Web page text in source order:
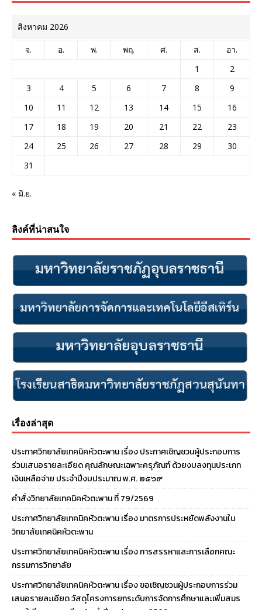
สิงหาคม 2026
จ. อ. พ. พฤ. ศ. ส.
อา.
1
2
3
4 5 6 7 8
9
10
11 12 13 14 15
16
17
18 19 20 21 22
23
24
25 26 27 28 29
30
31
« มิ.ย.
ลิงค์ที่น่าสนใจ
เรื่องล่าสุด
ประกาศวิทยาลัยเทคนิคหัวตะพาน เรื่อง ประกาศเชิญชวนผู้ประกอบการ
ร่วมเสนอรายละเอียด คุณลักษณะเฉพาะครุภัณฑ์ ด้วยงบลงทุนประเภท
เงินเหลือจ่าย ประจําปีงบประมาณ พ.ศ. ๒๕๖๙
คำสั่งวิทยาลัยเทคนิคหัวตะพาน ที่ 79/2569
ประกาศวิทยาลัยเทคนิคหัวตะพาน เรื่อง มาตรการประหยัดพลังงานใน
วิทยาลัยเทคนิคหัวตะพาน
ประกาศวิทยาลัยเทคนิคหัวตะพาน เรื่อง การสรรหาและการเลือกคณะ
กรรมการวิทยาลัย
ประกาศวิทยาลัยเทคนิคหัวตะพาน เรื่อง ขอเชิญชวนผู้ประกอบการร่วม
เสนอรายละเอียด วัสดุโครงการยกระดับการจัดการศึกษาและเพิ่มสมร